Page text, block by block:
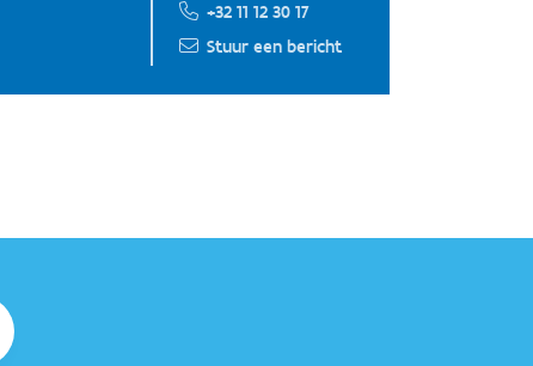
+32 11 12 30 17
Stuur een bericht